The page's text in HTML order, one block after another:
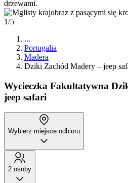
1/5
...
Portugalia
Madera
Dziki Zachód Madery – jeep
Wycieczka Fakultatywna
jeep safari
Wybierz miejsce odbioru
2 osoby